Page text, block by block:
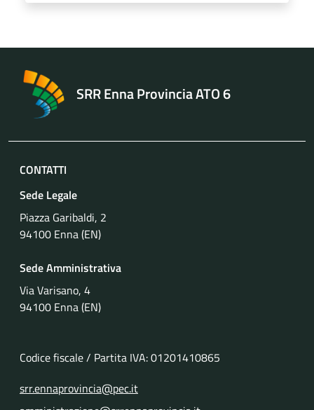
SRR Enna Provincia ATO 6
CONTATTI
Sede Legale
Piazza Garibaldi, 2
94100 Enna (EN)
Sede Amministrativa
Via Varisano, 4
94100 Enna (EN)
Codice fiscale / Partita IVA: 01201410865
srr.ennaprovincia@pec.it